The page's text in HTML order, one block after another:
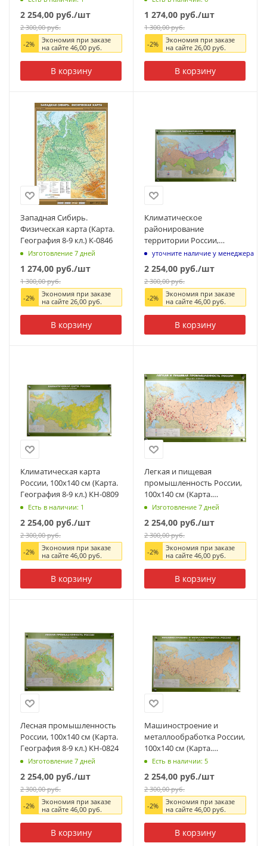
2 254,00 руб./шт
2 300,00руб.
-2%
Экономия при заказе
на сайте 46,00руб.
В корзину
1 274,00 руб./шт
1 300,00руб.
-2%
Экономия при заказе
на сайте 26,00руб.
В корзину
Западная Сибирь.
Физическая карта (Карта.
География 8-9 кл.) К-0846
Изготовление 7 дней
1 274,00 руб./шт
1 300,00руб.
-2%
Экономия при заказе
на сайте 26,00руб.
В корзину
Климатическое
районирование
территории России,
100x140 см (Карта.
География 8-9 кл.) КН-0811
уточните наличие у менеджера
2 254,00 руб./шт
2 300,00руб.
-2%
Экономия при заказе
на сайте 46,00руб.
В корзину
Климатическая карта
России, 100x140 см (Карта.
География 8-9 кл.) КН-0809
Есть в наличии: 1
2 254,00 руб./шт
2 300,00руб.
-2%
Экономия при заказе
на сайте 46,00руб.
В корзину
Легкая и пищевая
промышленность России,
100x140 см (Карта.
География 8-9 кл.) КН-0825
Изготовление 7 дней
2 254,00 руб./шт
2 300,00руб.
-2%
Экономия при заказе
на сайте 46,00руб.
В корзину
Лесная промышленность
России, 100x140 см (Карта.
География 8-9 кл.) КН-0824
Изготовление 7 дней
2 254,00 руб./шт
2 300,00руб.
-2%
Экономия при заказе
на сайте 46,00руб.
В корзину
Машиностроение и
металлообработка России,
100х140 см (Карта.
География 8-9 кл.) КН-0826
Есть в наличии: 5
2 254,00 руб./шт
2 300,00руб.
-2%
Экономия при заказе
на сайте 46,00руб.
В корзину